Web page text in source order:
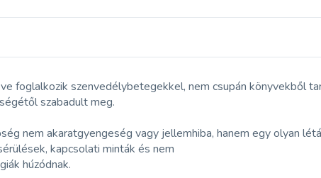
foglalkozik szenvedélybetegekkel, nem csupán könyvekből
szabadult meg.
nem akaratgyengeség vagy jellemhiba, hanem egy olyan
kapcsolati minták és nem
húzódnak.